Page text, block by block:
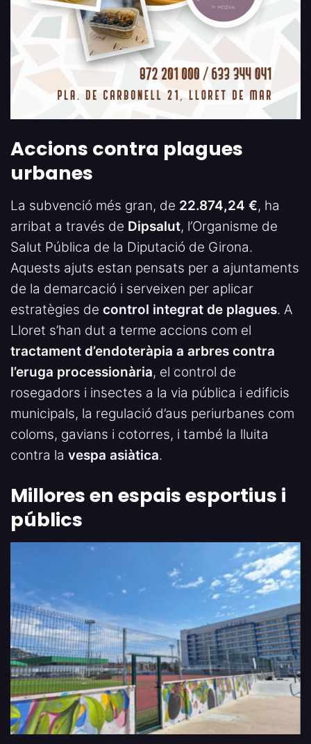
Accions contra plagues
urbanes
La subvenció més gran, de 22.874,24 €, ha
arribat a través de Dipsalut, l’Organisme de
Salut Pública de la Diputació de Girona.
Aquests ajuts estan pensats per a ajuntaments
de la demarcació i serveixen per aplicar
estratègies de control integrat de plagues. A
Lloret s’han dut a terme accions com el
tractament d’endoteràpia a arbres contra
l’eruga processionària, el control de
rosegadors i insectes a la via pública i edificis
municipals, la regulació d’aus periurbanes com
coloms, gavians i cotorres, i també la lluita
contra la vespa asiàtica.
Millores en espais esportius i
públics